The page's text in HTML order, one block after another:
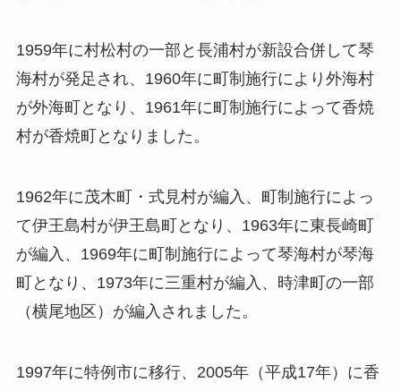
1959年に村松村の一部と長浦村が新設合併して琴
海村が発足され、1960年に町制施行により外海村
が外海町となり、1961年に町制施行によって香焼
村が香焼町となりました。
1962年に茂木町・式見村が編入、町制施行によっ
て伊王島村が伊王島町となり、1963年に東長崎町
が編入、1969年に町制施行によって琴海村が琴海
町となり、1973年に三重村が編入、時津町の一部
（横尾地区）が編入されました。
1997年に特例市に移行、2005年（平成17年）に香